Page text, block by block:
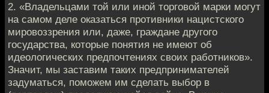
2. «Владельцами той или иной торговой марки могут
на самом деле оказаться противники нацистского
мировоззрения или, даже, граждане другого
государства, которые понятия не имеют об
идеологических предпочтениях своих работников».
Значит, мы заставим таких предпринимателей
задуматься, поможем им сделать выбор в